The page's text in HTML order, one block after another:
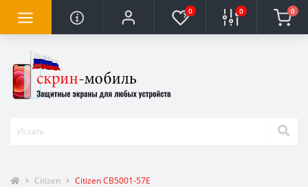
0 0 0
Citizen Citizen CB5001-57E